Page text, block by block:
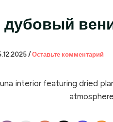
/ Оставьте комментарий